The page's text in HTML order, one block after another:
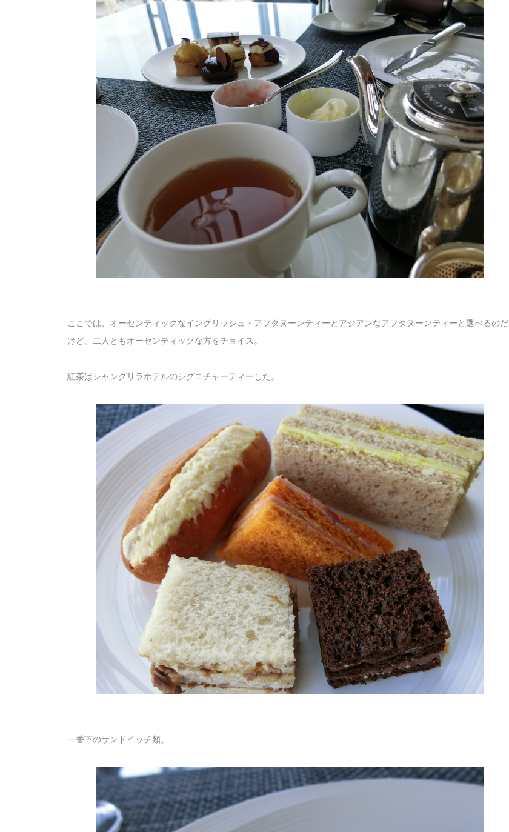
ここでは、オーセンティックなイングリッシュ・アフタヌーンティーとアジアンなアフタヌーンティーと選べるのだ
けど、二人ともオーセンティックな方をチョイス。
紅茶はシャングリラホテルのシグニチャーティーした。
一番下のサンドイッチ類。